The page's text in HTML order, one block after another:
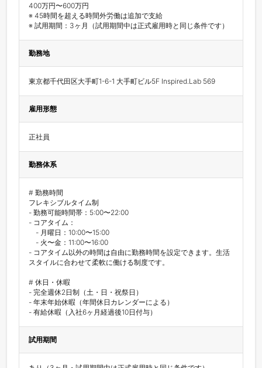
400万円〜600万円
※ 45時間を超える時間外労働は追加で支給
※ 試用期間：3ヶ月（試用期間中は正式雇用時と同じ条件です）
勤務地
雇用形態
正社員
勤務体系
# 勤務時間
フレキシブルタイム制
- 勤務可能時間帯：5:00〜22:00
- コアタイム：
- 月曜日：10:00〜15:00
- 火〜金：11:00〜16:00
- コアタイム以外の時間は自由に勤務時間を設定できます。生活
スタイルに合わせて柔軟に働ける制度です。
# 休日・休暇
- 完全週休2日制（土・日・祝祭日）
- 年末年始休暇（年間休日カレンダーによる）
- 有給休暇（入社6ヶ月経過後10日付与）
試用期間